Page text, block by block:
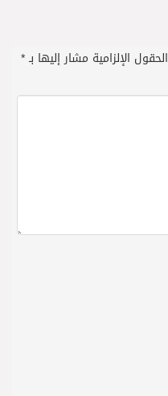
الحقول الإلزامية مشار إليها بـ*